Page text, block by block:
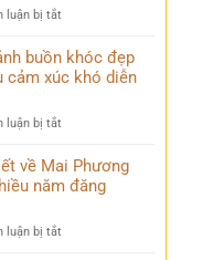
phố
đèn
nghiêm
bình
yên
góc
luận bị tắt
148+
hình
Hạ
đẹp
hùng
thể
buồn khóc đẹp
cảm xúc khó diễn
luận bị tắt
145+
ảnh
đẹp
về Mai Phương
năm đăng
luận bị tắt